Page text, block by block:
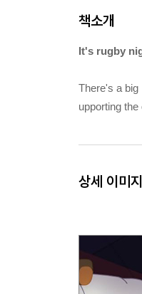
책소개
It's rugby
There's a
upporting
상세 이미지